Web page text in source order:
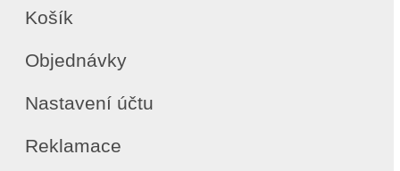
Košík
Objednávky
Nastavení účtu
Reklamace